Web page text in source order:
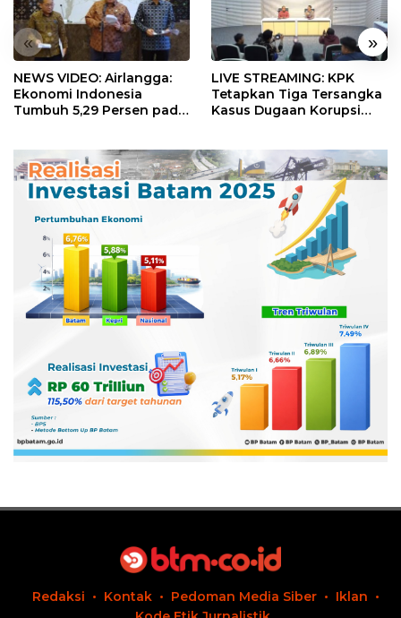
« »
NEWS VIDEO: Airlangga:
Ekonomi Indonesia
Tumbuh 5,29 Persen pada
LIVE STREAMING: KPK
Tetapkan Tiga Tersangka
Kasus Dugaan Korupsi
Redaksi Kontak Pedoman Media Siber
Iklan